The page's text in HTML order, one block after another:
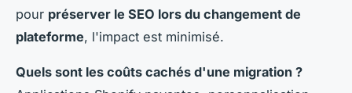
pour préserver le SEO lors du changement de
plateforme, l'impact est minimisé.
Quels sont les coûts cachés d'une migration ?